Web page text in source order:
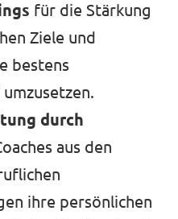
für die Stärkung
Ziele und
bestens
durch
aus den
ihre persönlichen